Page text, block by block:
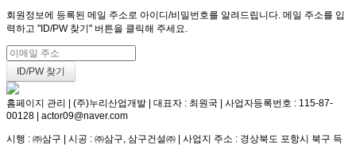
회원정보에 등록된 메일 주소로 아이디/비밀번호를 알려드립니다. 메일 주소를 입
력하고 "ID/PW 찾기" 버튼을 클릭해 주세요.
홈페이지 관리 | (주)누리산업개발 | 대표자 : 최원국 | 사업자등록번호 : 115-87-
00128 | actor09@naver.com
시행 : ㈜삼구 | 시공 : ㈜삼구, 삼구건설㈜ | 사업지 주소 : 경상북도 포항시 북구 득